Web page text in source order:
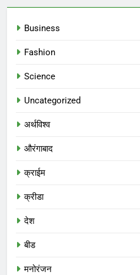
Business
Fashion
Science
Uncategorized
अर्थविश्व
औरंगाबाद
क्राईम
क्रीडा
देश
बीड
मनोरंजन